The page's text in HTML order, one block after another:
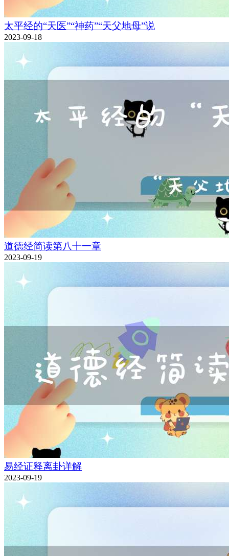
太平经的“天医”“神药”“天父地母”说
2023-09-18
道德经简读第八十一章
2023-09-19
易经证释离卦详解
2023-09-19